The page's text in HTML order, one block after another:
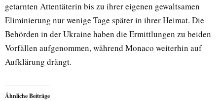
getarnten Attentäterin bis zu ihrer eigenen gewaltsamen
Eliminierung nur wenige Tage später in ihrer Heimat. Die
Behörden in der Ukraine haben die Ermittlungen zu beiden
Vorfällen aufgenommen, während Monaco weiterhin auf
Aufklärung drängt.
Ähnliche Beiträge